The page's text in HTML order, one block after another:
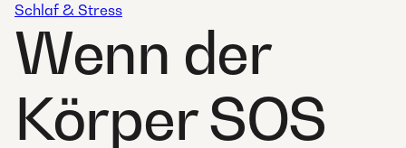
Schlaf & Stress
Wenn der
Körper SOS